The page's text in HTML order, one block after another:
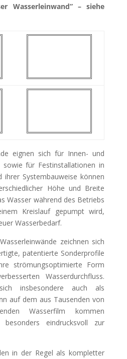
Wasserleinwand” – siehe
eignen sich für Innen- und
sowie für Festinstallationen in
ihrer Systembauweise können
Höhe und Breite
Wasser während des Betriebs
Kreislauf gepumpt wird,
Wasserbedarf.
zeichnen sich
patentierte Sonderprofile
strömungsoptimierte Form
Wasserdurchfluss.
insbesondere auch als
auf dem aus Tausenden von
Wasserfilm kommen
eindrucksvoll zur
in der Regel als kompletter